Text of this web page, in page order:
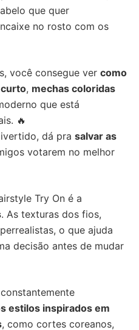
que quer
no rosto com os
você consegue ver como
, mechas coloridas
que está
🔥
dá pra salvar as
votarem no melhor
Try On é a
. As texturas dos fios,
o que ajuda
decisão antes de mudar
estilos inspirados em
, como cortes coreanos,